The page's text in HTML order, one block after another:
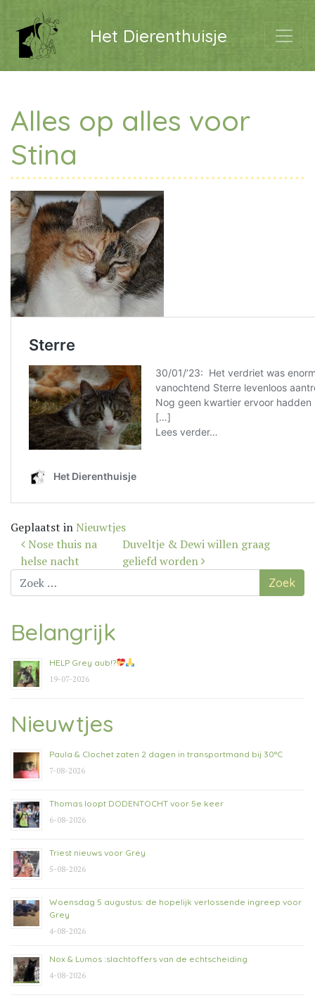
Het Dierenthuisje
Alles op alles voor
Stina
Geplaatst in Nieuwtjes
Bericht
navigatie
Nose thuis na
helse nacht
Duveltje & Dewi willen graag
geliefd worden
Zoek
naar:
Belangrijk
HELP Grey aub!?
19-07-2026
Nieuwtjes
Paula & Clochet zaten 2 dagen in transportmand bij 30°C
7-08-2026
Thomas loopt DODENTOCHT voor 5e keer
6-08-2026
Triest nieuws voor Grey
5-08-2026
Woensdag 5 augustus: de hopelijk verlossende ingreep voor
Grey
4-08-2026
Nox & Lumos :slachtoffers van de echtscheiding
4-08-2026